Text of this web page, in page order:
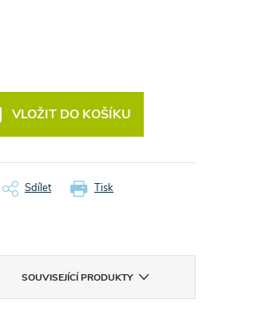
VLOŽIT DO KOŠÍKU
Tisk
Sdílet
SOUVISEJÍCÍ PRODUKTY